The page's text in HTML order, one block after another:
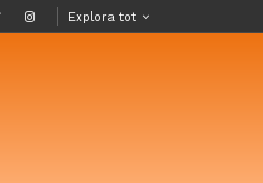
Explora tot